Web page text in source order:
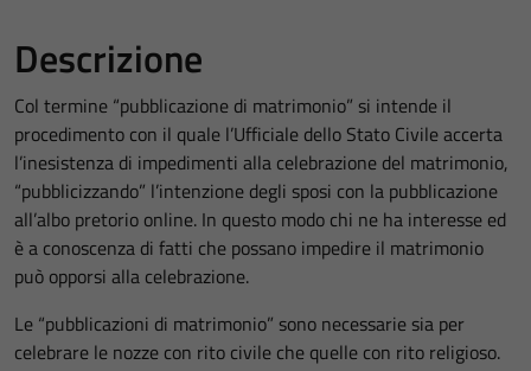
Descrizione
Col termine “pubblicazione di matrimonio” si intende il
procedimento con il quale l’Ufficiale dello Stato Civile accerta
l’inesistenza di impedimenti alla celebrazione del matrimonio,
“pubblicizzando” l’intenzione degli sposi con la pubblicazione
all’albo pretorio online. In questo modo chi ne ha interesse ed
è a conoscenza di fatti che possano impedire il matrimonio
può opporsi alla celebrazione.
Le “pubblicazioni di matrimonio” sono necessarie sia per
celebrare le nozze con rito civile che quelle con rito religioso.